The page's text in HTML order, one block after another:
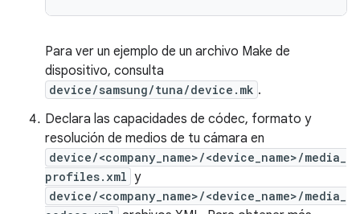
Para ver un ejemplo de un archivo Make de
dispositivo, consulta
device/samsung/tuna/device.mk .
Declara las capacidades de códec, formato y
resolución de medios de tu cámara en
device/<company_name>/<device_name>/media_
profiles.xml y
device/<company_name>/<device_name>/media_